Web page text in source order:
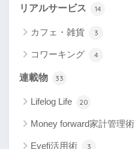
リアルサービス 14
カフェ・雑貨 3
コワーキング 4
連載物 33
Lifelog Life 20
Money forward家計管理術
Eyefi活用術 3